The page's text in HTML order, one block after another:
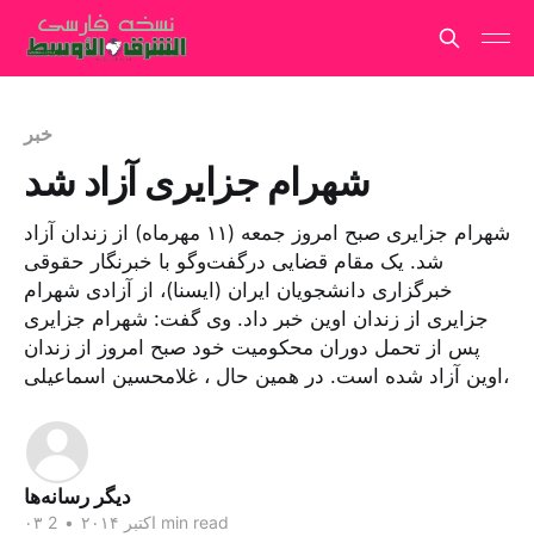
خبر
شهرام جزایری آزاد شد
شهرام جزایری صبح امروز جمعه (۱۱ مهرماه) از زندان آزاد
شد. یک مقام قضایی درگفت‌و‌گو با خبرنگار حقوقی
خبرگزاری دانشجویان ایران (ایسنا)، از آزادی شهرام
جزایری از زندان اوین خبر داد. وی گفت: شهرام جزایری
پس از تحمل دوران محکومیت خود صبح امروز از زندان
اوین آزاد شده است. در همین حال ، غلامحسین اسماعیلی،
دیگر رسانه‌ها
۰۳ اکتبر ۲۰۱۴ • 2 min read